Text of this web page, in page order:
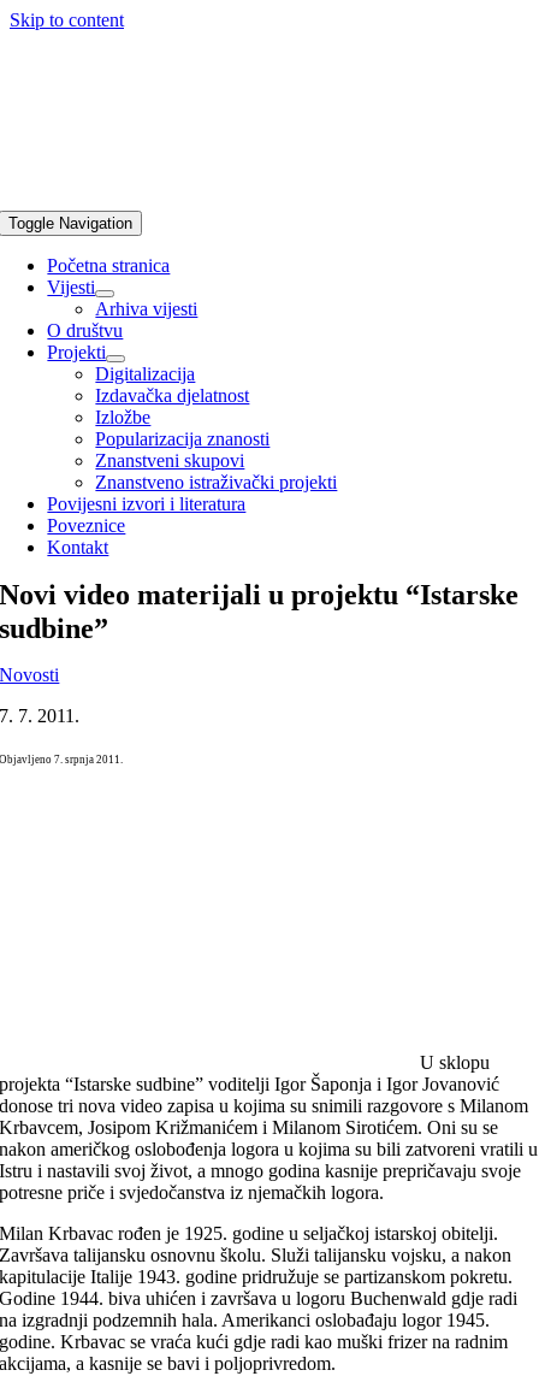
Skip to content
Toggle Navigation
Početna stranica
Vijesti
Arhiva vijesti
O društvu
Projekti
Digitalizacija
Izdavačka djelatnost
Izložbe
Popularizacija znanosti
Znanstveni skupovi
Znanstveno istraživački projekti
Povijesni izvori i literatura
Poveznice
Kontakt
Novi video materijali u projektu “Istarske
sudbine”
Novosti
7. 7. 2011.
Objavljeno 7. srpnja 2011.
U sklopu
projekta “Istarske sudbine” voditelji Igor Šaponja i Igor Jovanović
donose tri nova video zapisa u kojima su snimili razgovore s Milanom
Krbavcem, Josipom Križmanićem i Milanom Sirotićem. Oni su se
nakon američkog oslobođenja logora u kojima su bili zatvoreni vratili u
Istru i nastavili svoj život, a mnogo godina kasnije prepričavaju svoje
potresne priče i svjedočanstva iz njemačkih logora.
Milan Krbavac rođen je 1925. godine u seljačkoj istarskoj obitelji.
Završava talijansku osnovnu školu. Služi talijansku vojsku, a nakon
kapitulacije Italije 1943. godine pridružuje se partizanskom pokretu.
Godine 1944. biva uhićen i završava u logoru Buchenwald gdje radi
na izgradnji podzemnih hala. Amerikanci oslobađaju logor 1945.
godine. Krbavac se vraća kući gdje radi kao muški frizer na radnim
akcijama, a kasnije se bavi i poljoprivredom.